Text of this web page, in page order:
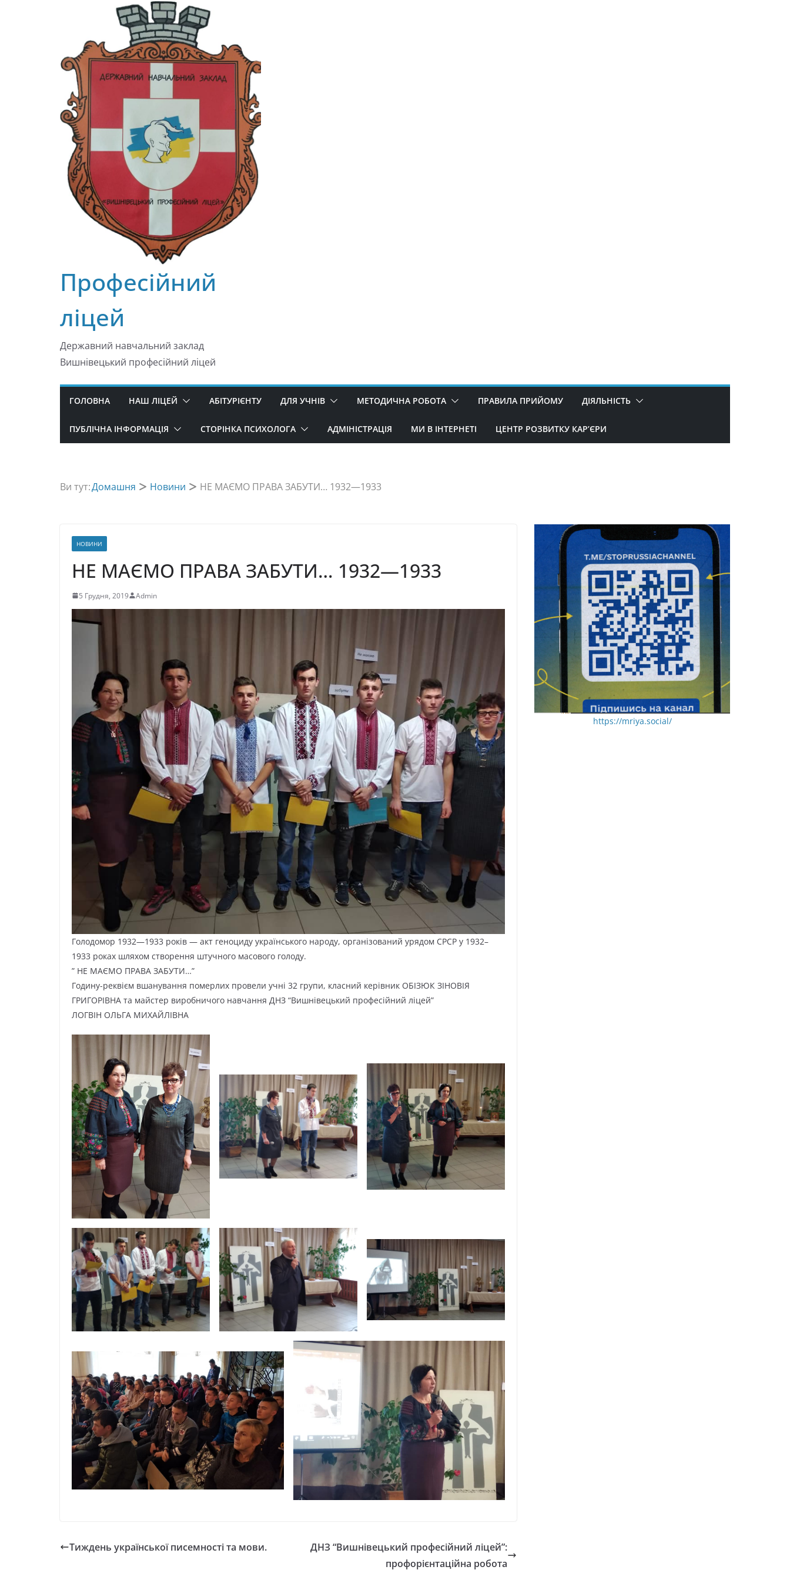
Професійний
ліцей
Державний навчальний заклад
Вишнівецький професійний ліцей
ГОЛОВНА НАШ ЛІЦЕЙ АБІТУРІЄНТУ ДЛЯ УЧНІВ МЕТОДИЧНА РОБОТА ПРАВИЛА ПРИЙОМУ ДІЯЛЬНІСТЬ
ПУБЛІЧНА ІНФОРМАЦІЯ СТОРІНКА ПСИХОЛОГА АДМІНІСТРАЦІЯ МИ В ІНТЕРНЕТІ ЦЕНТР РОЗВИТКУ КАР’ЄРИ
Ви тут:Домашня Новини НЕ МАЄМО ПРАВА ЗАБУТИ… 1932—1933
НОВИНИ
НЕ МАЄМО ПРАВА ЗАБУТИ… 1932—1933
5 Грудня, 2019 Admin
Голодомор 1932—1933 років — акт геноциду українського народу, організований урядом СРСР у 1932–
1933 роках шляхом створення штучного масового голоду.
” НЕ МАЄМО ПРАВА ЗАБУТИ…”
Годину-реквієм вшанування померлих провели учні 32 групи, класний керівник ОБІЗЮК ЗІНОВІЯ
ГРИГОРІВНА та майстер виробничого навчання ДНЗ “Вишнівецький професійний ліцей”
ЛОГВІН ОЛЬГА МИХАЙЛІВНА
Тиждень української писемності та мови.
ДНЗ “Вишнівецький професійний ліцей”:
профорієнтаційна робота
https://mriya.social/